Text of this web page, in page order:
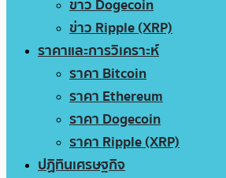
ข่าว Dogecoin
ข่าว Ripple (XRP)
ราคาและการวิเคราะห์
ราคา Bitcoin
ราคา Ethereum
ราคา Dogecoin
ราคา Ripple (XRP)
ปฏิทินเศรษฐกิจ